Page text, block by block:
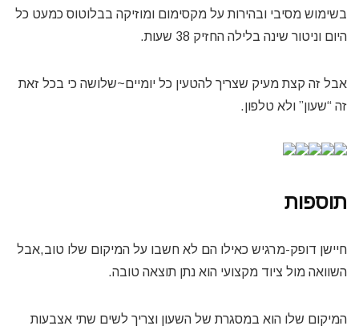
בשימוש מסיבי ובהירות על מקסימום ומוזיקה בבלוטוס כמעט כל
היום וניטור שינה בלילה החזיק 38 שעות.
אבל זה קצת מעיק שצריך להטעין כל יומיים~שלושה כי בכל זאת
זה “שעון” ולא טלפון.
תוספות
חיישן דופק-מרגיש כאילו הם לא חשבו על המיקום שלו טוב,אבל
השוואה מול ציוד מקצועי הוא נתן תוצאה טובה.
המיקום שלו הוא במסגרת של השעון וצריך לשים שתי אצבעות